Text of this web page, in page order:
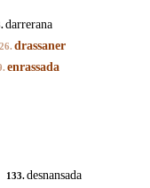
darrerana
drassaner
enrassada
133.desnansada